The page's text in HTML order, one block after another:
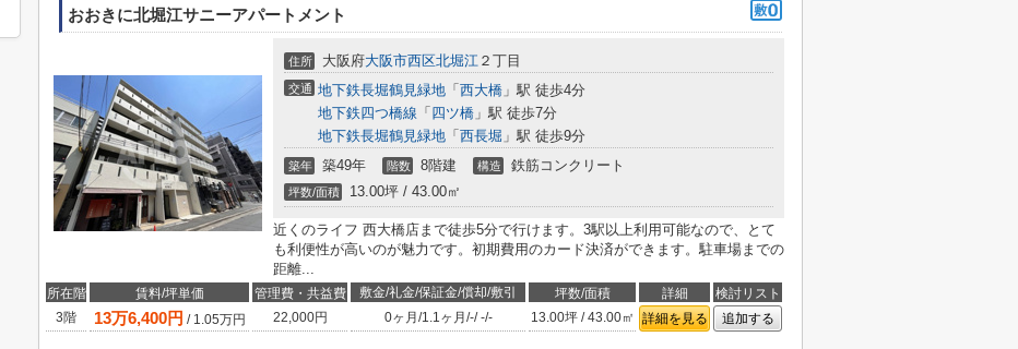
おおきに北堀江サニーアパートメント
住所 大阪府大阪市西区北堀江 ２丁目
交通 地下鉄長堀鶴見緑地 「 西大橋 」駅 徒歩4分
地下鉄四つ橋線 「 四ツ橋 」駅 徒歩7分
地下鉄長堀鶴見緑地 「 西長堀 」駅 徒歩9分
築年 築49年 階数 8階建 構造 鉄筋コンクリート
坪数/面積 13.00坪 / 43.00㎡
近くのライフ 西大橋店まで徒歩5分で行けます。3駅以上利用可能なので、とて
も利便性が高いのが魅力です。初期費用のカード決済ができます。駐車場までの
距離...
所在階 賃料/坪単価 管理費・共益費 敷金/礼金/保証金/償却/敷引 坪数/面積 詳細
検討リスト
3階
13万6,400円 / 1.05万円 22,000円 0ヶ月 /1.1ヶ月 /-/-/- 13.00坪 / 43.00㎡ 詳細を見る 追加する